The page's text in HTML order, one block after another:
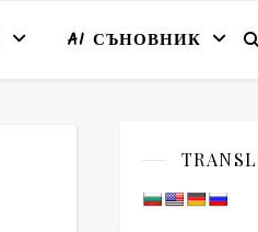
AI СЪНОВНИК